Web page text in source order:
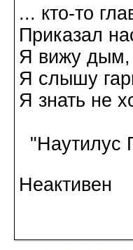
... кто-то
Приказал
Я вижу дым,
Я слышу
Я знать не
"Наутилус
Неактивен